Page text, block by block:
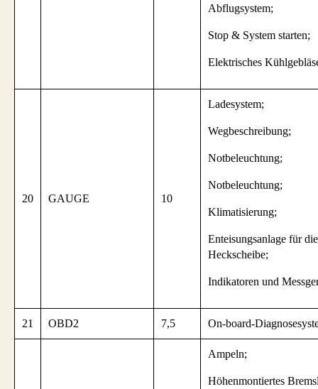
Abflugsystem;
Stop & System starten;
Elektrisches
20 GAUGE 10
Ladesystem;
Wegbeschreibung;
Notbeleuchtung;
Notbeleuchtung;
Klimatisierung;
Enteisungsanlage für die
Heckscheibe;
Indikatoren und
21 OBD2 7,5 On-board-
Ampeln;
Höhenmontiertes